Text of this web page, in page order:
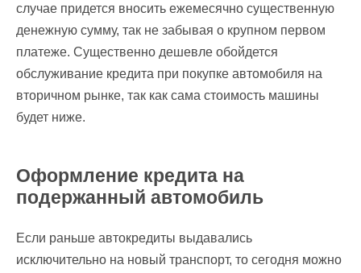
случае придется вносить ежемесячно существенную
денежную сумму, так не забывая о крупном первом
платеже. Существенно дешевле обойдется
обслуживание кредита при покупке автомобиля на
вторичном рынке, так как сама стоимость машины
будет ниже.
Оформление кредита на
подержанный автомобиль
Если раньше автокредиты выдавались
исключительно на новый транспорт, то сегодня можно